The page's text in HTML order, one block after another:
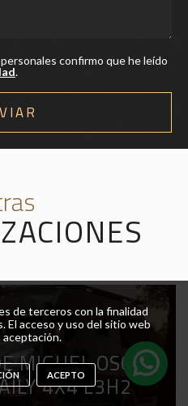
confirmo que he leído
.
MIGUEL OSCAR
4X4 L3H2
de terceros con la finalidad
El acceso y uso del sitio web
aceptación.
ACEPTO